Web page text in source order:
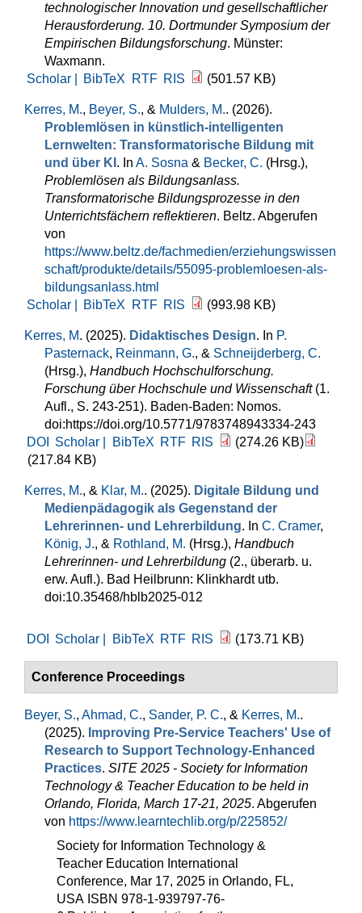
technologischer Innovation und gesellschaftlicher
Herausforderung. 10. Dortmunder Symposium der
Empirischen Bildungsforschung. Münster:
Waxmann.
Scholar |
BibTeX RTF RIS (501.57 KB)
Kerres, M., Beyer, S., & Mulders, M.. (2026).
Problemlösen in künstlich-intelligenten
Lernwelten: Transformatorische Bildung mit
und über KI . In A. Sosna & Becker, C. (Hrsg.),
Problemlösen als Bildungsanlass.
Transformatorische Bildungsprozesse in den
Unterrichtsfächern reflektieren. Beltz. Abgerufen
von
https://www.beltz.de/fachmedien/erziehungswissen
schaft/produkte/details/55095-problemloesen-als-
bildungsanlass.html
Scholar |
BibTeX RTF RIS (993.98 KB)
Kerres, M. (2025). Didaktisches Design. In P.
Pasternack, Reinmann, G., & Schneijderberg, C.
(Hrsg.), Handbuch Hochschulforschung.
Forschung über Hochschule und Wissenschaft(1.
Aufl., S. 243-251). Baden-Baden: Nomos.
doi:https://doi.org/10.5771/9783748943334-243
DOI
Scholar | BibTeX RTF RIS
(274.26 KB)
(217.84 KB)
Kerres, M., & Klar, M.. (2025). Digitale Bildung und
Medienpädagogik als Gegenstand der
Lehrerinnen- und Lehrerbildung. In C. Cramer,
König, J., & Rothland, M. (Hrsg.), Handbuch
Lehrerinnen- und Lehrerbildung (2., überarb. u.
erw. Aufl.). Bad Heilbrunn: Klinkhardt utb.
doi:10.35468/hblb2025-012
DOI Scholar | BibTeX RTF RIS (173.71 KB)
Conference Proceedings
Beyer, S., Ahmad, C., Sander, P. C., & Kerres, M..
(2025). Improving Pre-Service Teachers' Use of
Research to Support Technology-Enhanced
Practices. SITE 2025 - Society for Information
Technology & Teacher Education to be held in
Orlando, Florida, March 17-21, 2025. Abgerufen
von https://www.learntechlib.org/p/225852/
Society for Information Technology &
Teacher Education International
Conference, Mar 17, 2025 in Orlando, FL,
USA ISBN 978-1-939797-76-